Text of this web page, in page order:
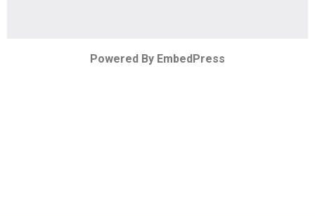
Powered By EmbedPress